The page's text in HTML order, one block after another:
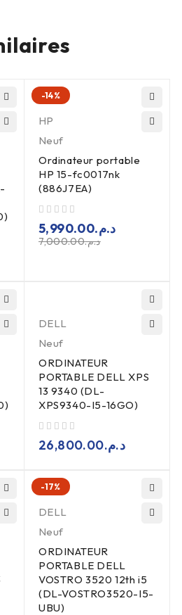
-14%
HP
Neuf
Ordinateur portable
HP 15-fc0017nk
(886J7EA)
د.م.7,000.00
د.م.5,990.00
DELL
Neuf
ORDINATEUR
PORTABLE DELL XPS
13 9340 (DL-
XPS9340-I5-16GO)
د.م.26,800.00
-17%
DELL
Neuf
ORDINATEUR
PORTABLE DELL
VOSTRO 3520 12th i5
(DL-VOSTRO3520-I5-
UBU)